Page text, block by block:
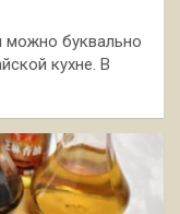
можно буквально
кухне. В